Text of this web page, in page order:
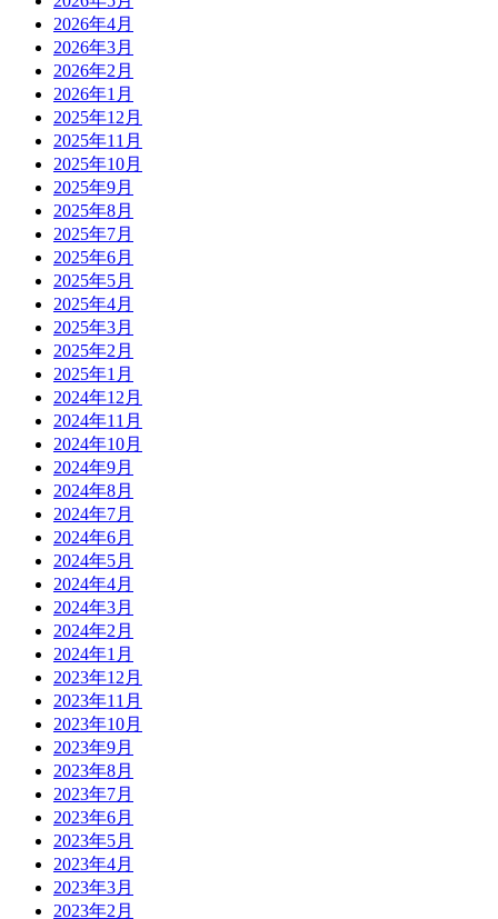
2026年4月
2026年3月
2026年2月
2026年1月
2025年12月
2025年11月
2025年10月
2025年9月
2025年8月
2025年7月
2025年6月
2025年5月
2025年4月
2025年3月
2025年2月
2025年1月
2024年12月
2024年11月
2024年10月
2024年9月
2024年8月
2024年7月
2024年6月
2024年5月
2024年4月
2024年3月
2024年2月
2024年1月
2023年12月
2023年11月
2023年10月
2023年9月
2023年8月
2023年7月
2023年6月
2023年5月
2023年4月
2023年3月
2023年2月